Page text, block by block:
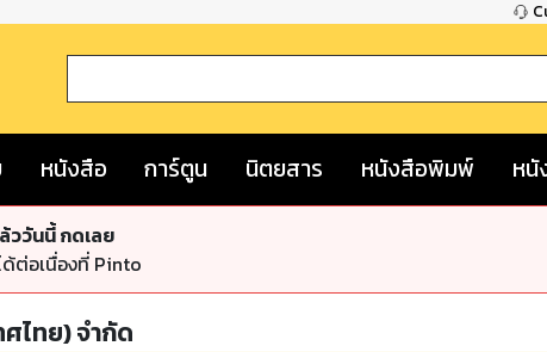
หนังสือ การ์ตูน นิตยสาร หนังสือพิมพ์ หนั
ววันนี้ กดเลย
ต่อเนื่องที่ Pinto
ไทย) จำกัด